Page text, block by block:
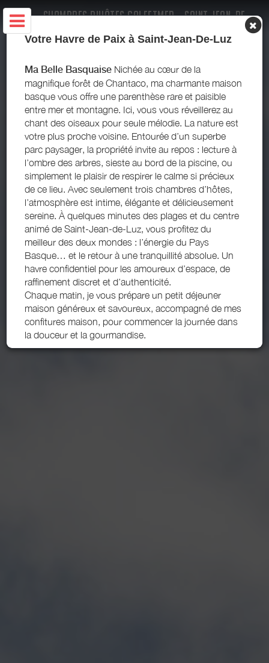
CHAMBRES D'HÔTES GOLFETMER - SAINT-JEAN-DE-
LUZ - PAYS BASQUE
Votre Havre de Paix à Saint-Jean-De-Luz
Ma Belle Basquaise Nichée au cœur de la
magnifique forêt de Chantaco, ma charmante maison
basque vous offre une parenthèse rare et paisible
entre mer et montagne. Ici, vous vous réveillerez au
chant des oiseaux pour seule mélodie. La nature est
votre plus proche voisine. Entourée d’un superbe
parc paysager, la propriété invite au repos : lecture à
l’ombre des arbres, sieste au bord de la piscine, ou
simplement le plaisir de respirer le calme si précieux
de ce lieu. Avec seulement trois chambres d’hôtes,
l’atmosphère est intime, élégante et délicieusement
sereine. À quelques minutes des plages et du centre
animé de Saint-Jean-de-Luz, vous profitez du
meilleur des deux mondes : l’énergie du Pays
Basque… et le retour à une tranquillité absolue. Un
havre confidentiel pour les amoureux d’espace, de
raffinement discret et d’authenticité.
Chaque matin, je vous prépare un petit déjeuner
maison généreux et savoureux, accompagné de mes
confitures maison, pour commencer la journée dans
la douceur et la gourmandise.